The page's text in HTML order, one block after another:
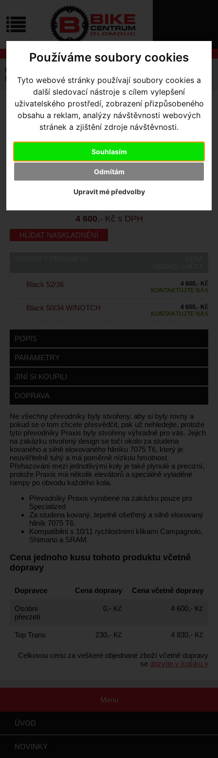
Používáme soubory cookies
Tyto webové stránky používají soubory cookies a
další sledovací nástroje s cílem vylepšení
uživatelského prostředí, zobrazení přizpůsobeného
obsahu a reklam, analýzy návštěvnosti webových
stránek a zjištění zdroje návštěvnosti.
Souhlasím
Odmítám
Upravit mé předvolby
NÁKUPU
SLUŽBY
Úvodní strana
Praxis Chainrings
PRAXIS CHAINRINGS- Black
52/36
Výrobce:
Specialized
06217-1702
Skladem:
Ano, u dodavatele
KONTAKTUJTE NÁS
4 600,- Kč s DPH
HLÍDAT NASKLADNĚNÍ
Black 52/36
4 600,- Kč
KONTAKTUJTE NÁS
Black 50/34 W/NOTCH
4 600,- Kč
KONTAKTUJTE NÁS
POPIS
PARAMETRY
JINÍ SI KOUPILI
DOPRAVA
Ne všechny převodníky byly stvořeny, aby si byly rovny a
pokud se o tom chcete přesvědčit, pak už nehledejte, protože
tyto převodníky Praxis byly stvořeny výhradně pro vás. Jejich
na zakázku stvořený design se točí okolo za studena
kovaného a silně eloxovaného hliníku 7075 T6, který je
neuvěřitelně tuhý a má poměrně nízkou hmotnost.
Přehazování mezi jednotlivými koly je také plynulé a precizní,
protože Praxis má několik elevátorů a speciálně vyladěné
rampy po obvodu každého kola.
Převodníky Praxis vyrobené na zakázku pouze pro
Specialized
Za studena kovaný, tepelně ošetřený a silně eloxovaný
hliník 7075 T6.
Kompatibilní s 10/11 rychlostními klikami Campagnolo,
Shimano a SRAM.
Cena jednoho kusu tohoto produktu včetně
dopravy
Dopravce Cena dopravy Cena včetně dopravy
Osobní
převzetí
0,- Kč 4 600,- Kč
Top Trans 230,- Kč 4 830,- Kč
Celkovou cenu za veškeré objednané zboží včetně dopravy
se dozvíte v košíku »
Menu
ÚVOD
NOVINKY